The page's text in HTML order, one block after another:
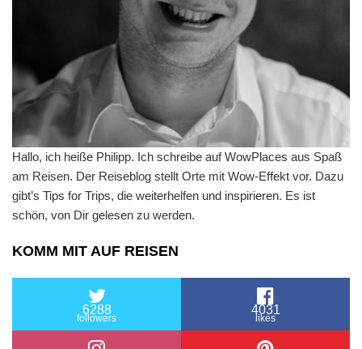
Hallo, ich heiße Philipp. Ich schreibe auf WowPlaces aus Spaß
am Reisen. Der Reiseblog stellt Orte mit Wow-Effekt vor. Dazu
gibt’s Tips for Trips, die weiterhelfen und inspirieren. Es ist
schön, von Dir gelesen zu werden.
KOMM MIT AUF REISEN
6288
followers
4031
likes